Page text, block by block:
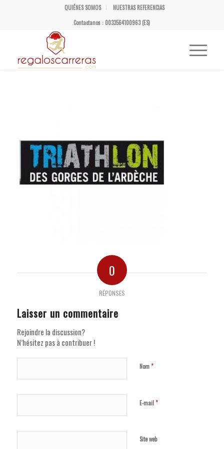
QUIÉNES SOMOS
NUESTRAS REFERENCIAS
Contactanos : 0033564100963 (ES)
0
RÉPONSES
Laisser un commentaire
Rejoindre la discussion?
N’hésitez pas à contribuer !
Nom*
E-mail*
Site web